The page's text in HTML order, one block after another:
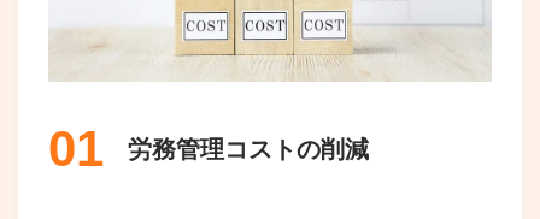
01 労務管理コストの削減